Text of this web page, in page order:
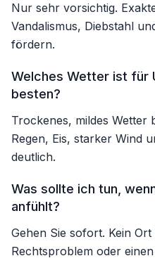
Nur sehr vorsichtig.
Vandalismus, Diebstahl
fördern.
Welches Wetter ist für
besten?
Trockenes, mildes Wetter
Regen, Eis, starker Wind
deutlich.
Was sollte ich tun,
anfühlt?
Gehen Sie sofort. Kein
Rechtsproblem oder